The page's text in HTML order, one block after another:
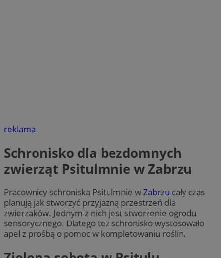
reklama
Schronisko dla bezdomnych
zwierząt Psitulmnie w Zabrzu
Pracownicy schroniska Psitulmnie wZabrzu cały czas
planują jak stworzyć przyjazną przestrzeń dla
zwierzaków. Jednym z nich jest stworzenie ogrodu
sensorycznego. Dlatego też schronisko wystosowało
apel z prośbą o pomoc w kompletowaniu roślin.